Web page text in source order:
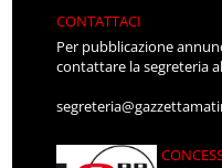
CONTATTACI
Per pubblicazione
contattare la segreteria